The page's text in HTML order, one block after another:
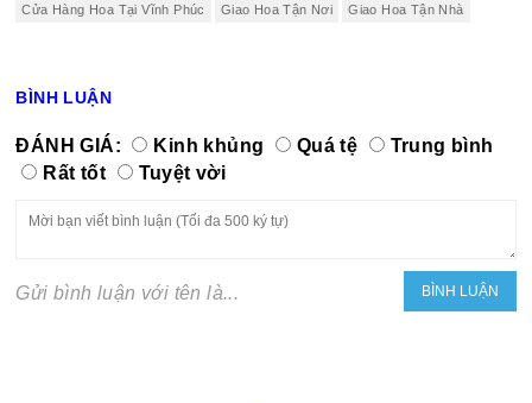
Cửa Hàng Hoa Tại Vĩnh Phúc Giao Hoa Tận Nơi Giao Hoa Tận Nhà
BÌNH LUẬN
ĐÁNH GIÁ: Kinh khủng Quá tệ
Trung bình
Rất tốt
Tuyệt vời
Gửi bình luận với tên là...